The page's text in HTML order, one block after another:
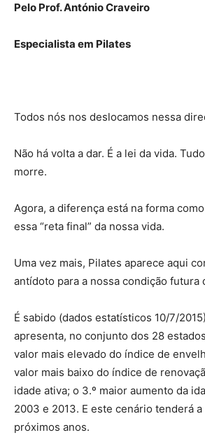
Pelo Prof. António Craveiro
Especialista em Pilates
Todos nós nos deslocamos nessa
Não há volta a dar. É a lei da vida.
morre.
Agora, a diferença está na forma
essa “reta final” da nossa vida.
Uma vez mais, Pilates aparece aqui
antídoto para a nossa condição futura
É sabido (dados estatísticos 10/7/
apresenta, no conjunto dos 28
valor mais elevado do índice de
valor mais baixo do índice de
idade ativa; o 3.º maior aumento da
2003 e 2013. E este cenário tenderá
próximos anos.